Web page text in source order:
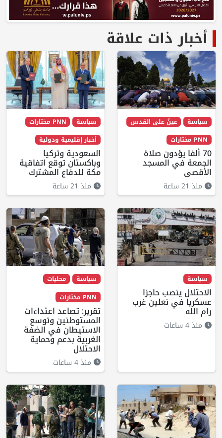
أخبار ذات علاقة
سياسة
عينٌ على القدس
PNN مختارات
70 ألفا يؤدون صلاة
الجمعة في المسجد
الأقصى
منذ 21 ساعة
سياسة
PNN مختارات
أخبار إقليمية ودولية
السعودية وتركيا
وباكستان توقع اتفاقية
مكة للدفاع المشترك
منذ 21 ساعة
سياسة
الاحتلال ينصب حاجزا
عسكريا في نعلين غرب
رام الله
منذ 4 ساعات
سياسة
محليات
PNN مختارات
تقرير: تصاعد اعتداءات
المستوطنين وتوسع
الاستيطان في الضفة
الغربية بدعم وحماية
الاحتلال
منذ 4 ساعات